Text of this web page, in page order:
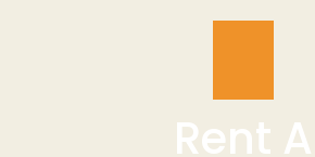
Rent A